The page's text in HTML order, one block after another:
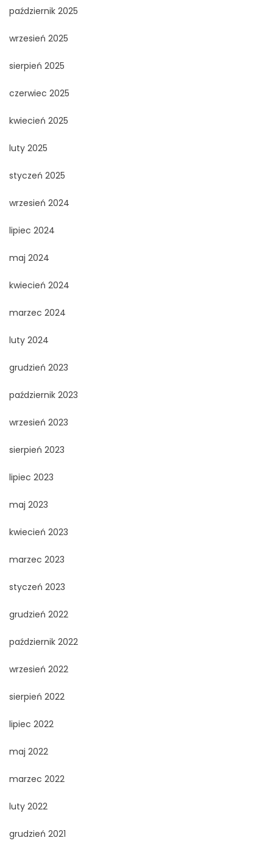
październik 2025
wrzesień 2025
sierpień 2025
czerwiec 2025
kwiecień 2025
luty 2025
styczeń 2025
wrzesień 2024
lipiec 2024
maj 2024
kwiecień 2024
marzec 2024
luty 2024
grudzień 2023
październik 2023
wrzesień 2023
sierpień 2023
lipiec 2023
maj 2023
kwiecień 2023
marzec 2023
styczeń 2023
grudzień 2022
październik 2022
wrzesień 2022
sierpień 2022
lipiec 2022
maj 2022
marzec 2022
luty 2022
grudzień 2021